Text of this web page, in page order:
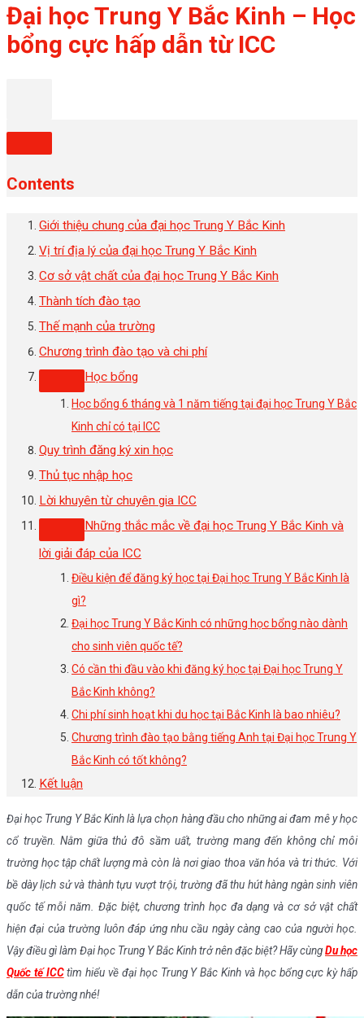
Đại học Trung Y Bắc Kinh – Học
bổng cực hấp dẫn từ ICC
Contents
Giới thiệu chung của đại học Trung Y Bắc Kinh
Vị trí địa lý của đại học Trung Y Bắc Kinh
Cơ sở vật chất của đại học Trung Y Bắc Kinh
Thành tích đào tạo
Thế mạnh của trường
Chương trình đào tạo và chi phí
Học bổng
Học bổng 6 tháng và 1 năm tiếng tại đại học Trung Y Bắc
Kinh chỉ có tại ICC
Quy trình đăng ký xin học
Thủ tục nhập học
Lời khuyên từ chuyên gia ICC
Những thắc mắc về đại học Trung Y Bắc Kinh và
lời giải đáp của ICC
Điều kiện để đăng ký học tại Đại học Trung Y Bắc Kinh là
gì?
Đại học Trung Y Bắc Kinh có những học bổng nào dành
cho sinh viên quốc tế?
Có cần thi đầu vào khi đăng ký học tại Đại học Trung Y
Bắc Kinh không?
Chi phí sinh hoạt khi du học tại Bắc Kinh là bao nhiêu?
Chương trình đào tạo bằng tiếng Anh tại Đại học Trung Y
Bắc Kinh có tốt không?
Kết luận
Đại học Trung Y Bắc Kinh là lựa chọn hàng đầu cho những ai đam mê y học
cổ truyền. Nằm giữa thủ đô sầm uất, trường mang đến không chỉ môi
trường học tập chất lượng mà còn là nơi giao thoa văn hóa và tri thức. Với
bề dày lịch sử và thành tựu vượt trội, trường đã thu hút hàng ngàn sinh viên
quốc tế mỗi năm. Đặc biệt, chương trình học đa dạng và cơ sở vật chất
hiện đại của trường luôn đáp ứng nhu cầu ngày càng cao của người học.
Vậy điều gì làm Đại học Trung Y Bắc Kinh trở nên đặc biệt? Hãy cùngDu học
Quốc tế ICCtìm hiểu về đại học Trung Y Bắc Kinh và học bổng cực kỳ hấp
dẫn của trường nhé!